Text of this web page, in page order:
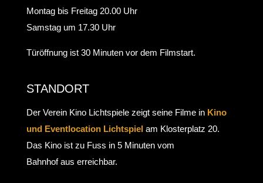
Montag bis Freitag 20.00 Uhr
Samstag um 17.30 Uhr
Türöffnung ist 30 Minuten vor dem Filmstart.
STANDORT
Der Verein Kino Lichtspiele zeigt seine Filme in Kino
und Eventlocation Lichtspielam Klosterplatz 20.
Das Kino ist zu Fuss in 5 Minuten vom
Bahnhof aus erreichbar.